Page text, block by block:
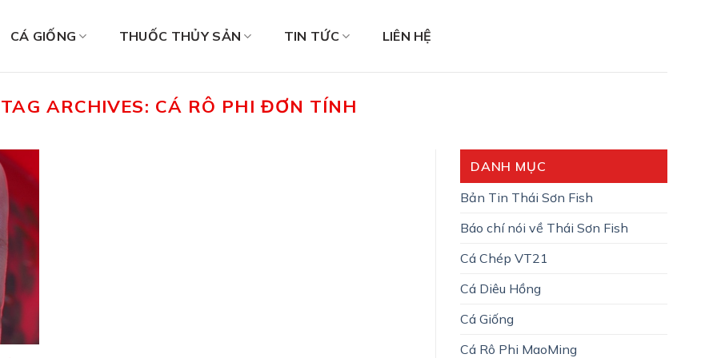
CÁ GIỐNG THUỐC THỦY SẢN TIN TỨC LIÊN HỆ
TAG ARCHIVES: CÁ RÔ PHI ĐƠN TÍNH
DANH MỤC
Bản Tin Thái Sơn Fish
Báo chí nói về Thái Sơn Fish
Cá Chép VT21
Cá Diêu Hồng
Cá Giống
Cá Rô Phi MaoMing